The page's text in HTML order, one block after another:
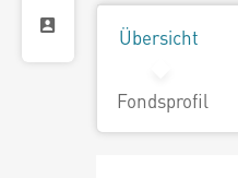
Übersicht
Fondsprofil